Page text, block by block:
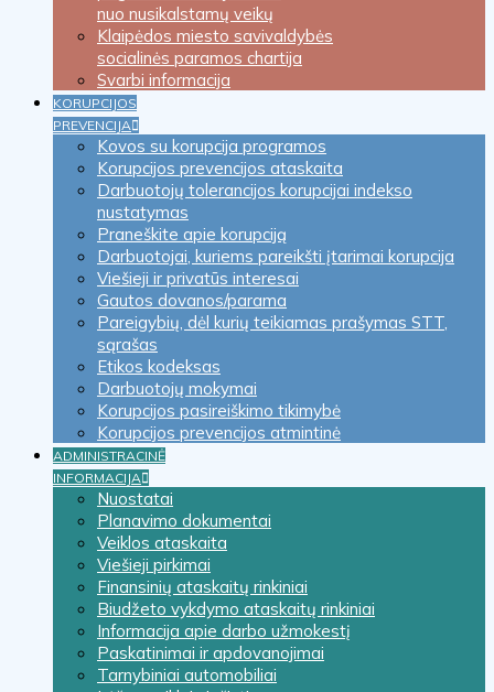
nuo nusikalstamų veikų
Klaipėdos miesto savivaldybės
socialinės paramos chartija
Svarbi informacija
KORUPCIJOS
PREVENCIJA
Kovos su korupcija programos
Korupcijos prevencijos ataskaita
Darbuotojų tolerancijos korupcijai indekso
nustatymas
Praneškite apie korupciją
Darbuotojai, kuriems pareikšti įtarimai korupcija
Viešieji ir privatūs interesai
Gautos dovanos/parama
Pareigybių, dėl kurių teikiamas prašymas STT,
sąrašas
Etikos kodeksas
Darbuotojų mokymai
Korupcijos pasireiškimo tikimybė
Korupcijos prevencijos atmintinė
ADMINISTRACINĖ
INFORMACIJA
Nuostatai
Planavimo dokumentai
Veiklos ataskaita
Viešieji pirkimai
Finansinių ataskaitų rinkiniai
Biudžeto vykdymo ataskaitų rinkiniai
Informacija apie darbo užmokestį
Paskatinimai ir apdovanojimai
Tarnybiniai automobiliai